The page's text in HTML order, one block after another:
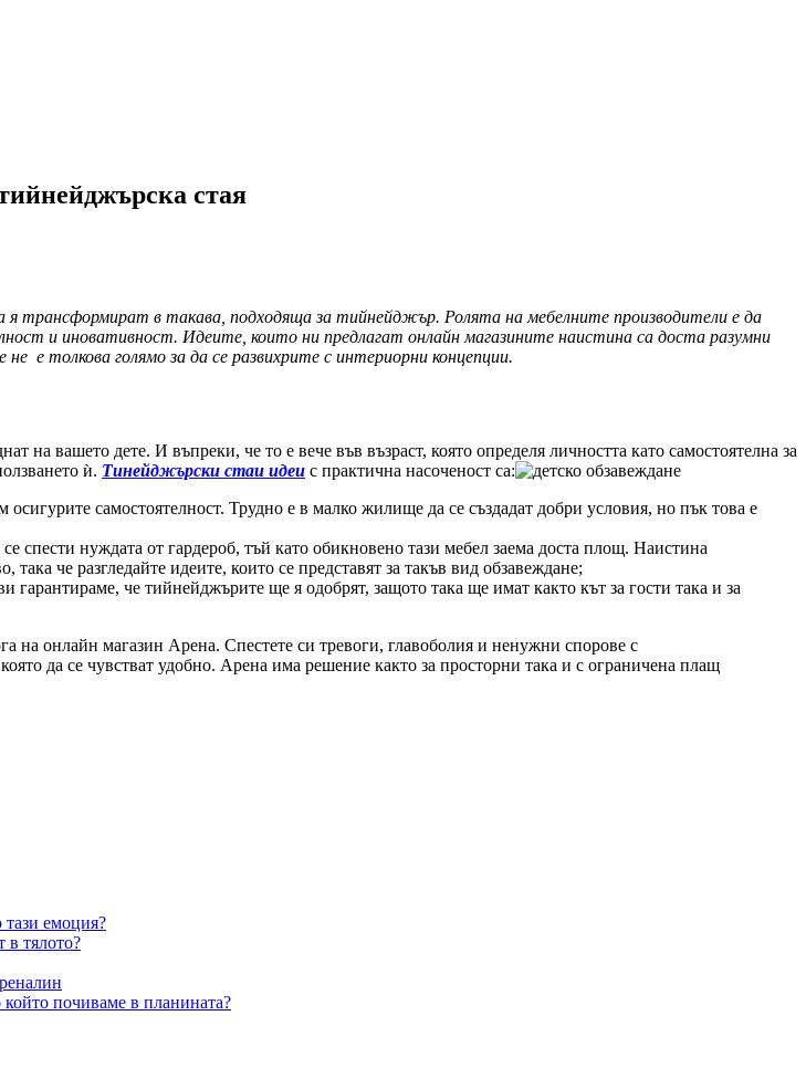
стая
трансформират в такава, подходяща за тийнейджър. Ролята на мебелните производители е да
и иновативност. Идеите, които ни предлагат онлайн магазините наистина са доста разумни
е толкова голямо за да се развихрите с интериорни концепции.
на вашето дете. И въпреки, че то е вече във възраст, която определя личността като самостоятелна за
ѝ. Тинейджърски стаи идеи с практична насоченост са:
самостоятелност. Трудно е в малко жилище да се създадат добри условия, но пък това е
спести нуждата от гардероб, тъй като обикновено тази мебел заема доста площ. Наистина
че разгледайте идеите, които се представят за такъв вид обзавеждане;
гарантираме, че тийнейджърите ще я одобрят, защото така ще имат както кът за гости така и за
на онлайн магазин Арена. Спестете си тревоги, главоболия и ненужни спорове с
да се чувстват удобно. Арена има решение както за просторни така и с ограничена плащ
емоция?
в тялото?
почиваме в планината?